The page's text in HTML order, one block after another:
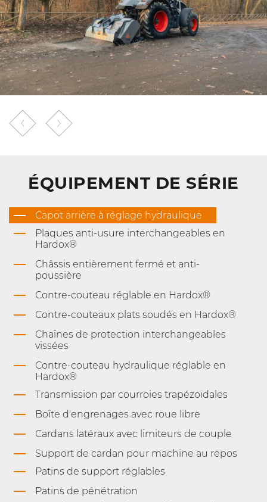
ÉQUIPEMENT DE SÉRIE
Capot arrière à réglage hydraulique
Plaques anti-usure interchangeables en
Hardox®
Châssis entièrement fermé et anti-
poussière
Contre-couteau réglable en Hardox®
Contre-couteaux plats soudés en Hardox®
Chaînes de protection interchangeables
vissées
Contre-couteau hydraulique réglable en
Hardox®
Transmission par courroies trapézoïdales
Boîte d'engrenages avec roue libre
Cardans latéraux avec limiteurs de couple
Support de cardan pour machine au repos
Patins de support réglables
Patins de pénétration